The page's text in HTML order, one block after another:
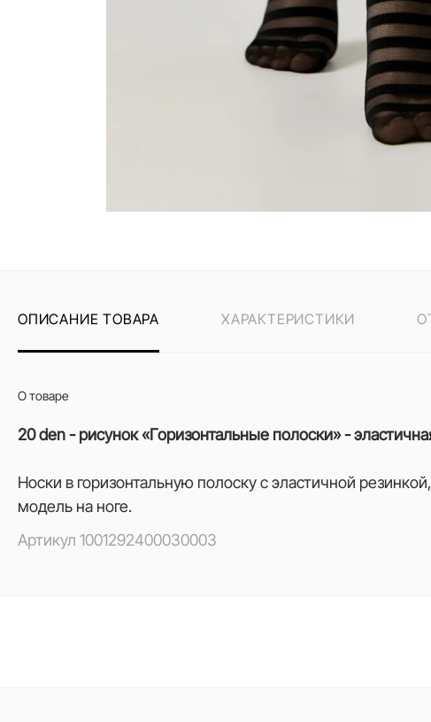
ОПИСАНИЕ ТОВАРА ХАРАКТЕРИСТИКИ
О товаре
20 den - рисунок «Горизонтальные полоски» -
Носки в горизонтальную полоску с эластичной
модель на ноге.
Артикул 1001292400030003